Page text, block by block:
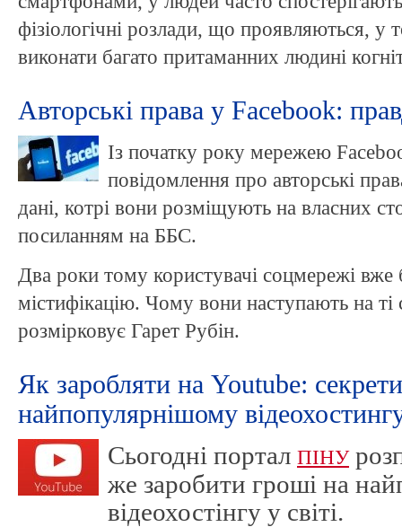
фізіологічні розлади, що проявляються, у
виконати багато притаманних людині
Авторські права у Facebook:
Із початку року мережею
повідомлення про авторські
дані, котрі вони розміщують на власних
посиланням на ББС.
Два роки тому користувачі соцмережі вже
містифікацію. Чому вони наступають на ті
розмірковує Гарет Рубін.
Як заробляти на Youtube:
найпопулярнішому
Сьогодні портал ПІНУ
же заробити гроші на
відеохостінгу у світі.